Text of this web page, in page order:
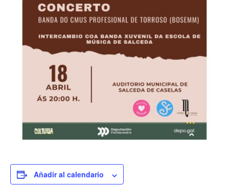
Añadir al calendario